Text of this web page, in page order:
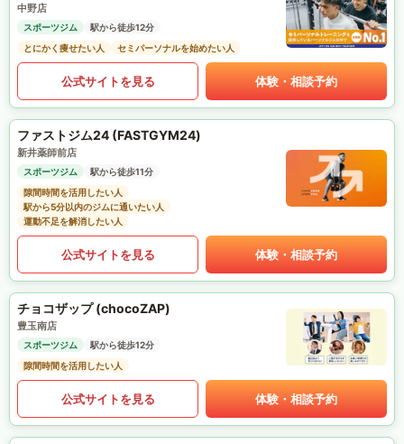
中野店
スポーツジム
駅から徒歩12分
とにかく痩せたい人
セミパーソナルを始めたい人
公式サイトを見る 体験・相談予約
ファストジム24 (FASTGYM24)
新井薬師前店
スポーツジム
駅から徒歩11分
隙間時間を活用したい人
駅から5分以内のジムに通いたい人
運動不足を解消したい人
公式サイトを見る 体験・相談予約
チョコザップ (chocoZAP)
豊玉南店
スポーツジム
駅から徒歩12分
隙間時間を活用したい人
公式サイトを見る 体験・相談予約